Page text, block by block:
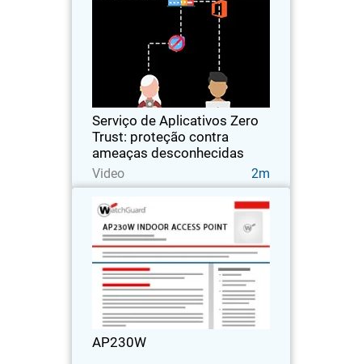
Serviço de Aplicativos Zero
Trust: proteção contra
ameaças desconhecidas
Video 2m
desconhecidas
Veja como o Serviço de Aplicativos Zero
Trust da WatchGuard usa IA para
impedir ameaças desconhecidas e
garantir que apenas aplicativos
confiáveis ​​sejam executados em seus
Assista agora
AP230W
AP230W
O desempenho superior do Wi-Fi 6, que
foi projetado para implantações de
montagem em parede interna, ideal
para construir redes facilmente